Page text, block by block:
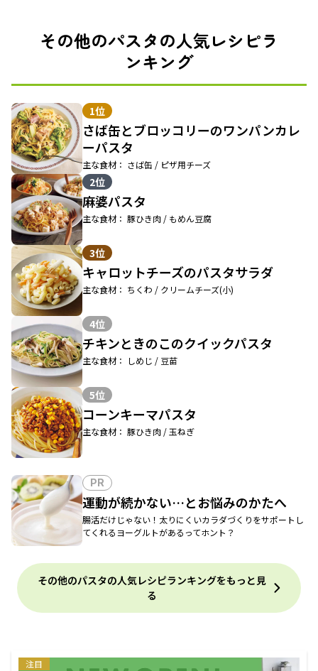
その他のパスタの人気レシピラ
ンキング
1位
さば缶とブロッコリーのワンパンカレ
ーパスタ
主な食材： さば缶 / ピザ用チーズ
2位
麻婆パスタ
主な食材： 豚ひき肉 / もめん豆腐
3位
キャロットチーズのパスタサラダ
主な食材： ちくわ / クリームチーズ(小)
4位
チキンときのこのクイックパスタ
主な食材： しめじ / 豆苗
5位
コーンキーマパスタ
主な食材： 豚ひき肉 / 玉ねぎ
PR
運動が続かない…とお悩みのかたへ
腸活だけじゃない！太りにくいカラダづくりをサポートし
てくれるヨーグルトがあるってホント？
その他のパスタの人気レシピランキングをもっと見
る
注目